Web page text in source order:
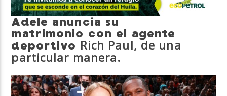
Adele anuncia su
matrimonio con el agente
deportivo Rich Paul, de una
particular manera.